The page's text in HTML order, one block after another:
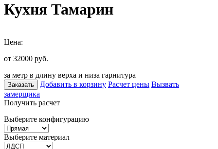
Кухня Тамарин
Цена:
от 32000 руб.
за метр в длину верха и низа гарнитура
Заказать Добавить в корзину Расчет цены Вызвать
замерщика
Получить расчет
Выберите конфигурацию
Выберите материал